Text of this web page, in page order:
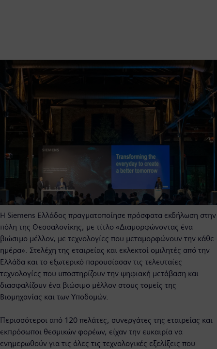
Η Siemens Ελλάδος πραγματοποίησε πρόσφατα εκδήλωση στην
πόλη της Θεσσαλονίκης, με τίτλο «Διαμορφώνοντας ένα
βιώσιμο μέλλον, με τεχνολογίες που μεταμορφώνουν την κάθε
ημέρα». Στελέχη της εταιρείας και εκλεκτοί ομιλητές από την
Ελλάδα και το εξωτερικό παρουσίασαν τις τελευταίες
τεχνολογίες που υποστηρίζουν την ψηφιακή μετάβαση και
διασφαλίζουν ένα βιώσιμο μέλλον στους τομείς της
Βιομηχανίας και των Υποδομών.
Περισσότεροι από 120 πελάτες, συνεργάτες της εταιρείας και
εκπρόσωποι θεσμικών φορέων, είχαν την ευκαιρία να
ενημερωθούν για τις όλες τις τεχνολογικές εξελίξεις που